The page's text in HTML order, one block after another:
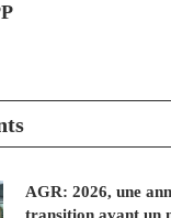
AGR: 2026, une